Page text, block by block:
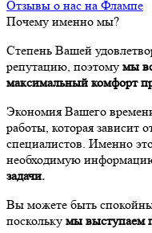
Отзывы о нас на Флампе
Почему именно мы?
Степень Вашей
репутацию, поэтому мы
максимальный комфорт
Экономия Вашего
работы, которая зависит
специалистов. Именно
необходимую
задачи.
Вы можете быть
поскольку мы выступаем